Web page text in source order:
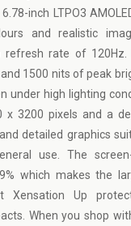
inch LTPO3
and realistic
rate of 120Hz.
1500 nits of peak
under high lighting
x 3200 pixels and a
detailed graphics
use. The
which makes the
Xensation Up
When you shop